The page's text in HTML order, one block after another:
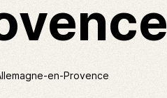
en-Provence